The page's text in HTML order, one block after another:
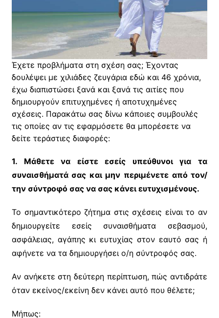
Έχετε προβλήματα στη σχέση σας; Έχοντας
δουλέψει με χιλιάδες ζευγάρια εδώ και 46 χρόνια,
έχω διαπιστώσει ξανά και ξανά τις αιτίες που
δημιουργούν επιτυχημένες ή αποτυχημένες
σχέσεις. Παρακάτω σας δίνω κάποιες συμβουλές
τις οποίες αν τις εφαρμόσετε θα μπορέσετε να
δείτε τεράστιες διαφορές:
1. Μάθετε να είστε εσείς υπεύθυνοι για τα
συναισθήματά σας και μην περιμένετε από τον/
την σύντροφό σας να σας κάνει ευτυχισμένους.
Το σημαντικότερο ζήτημα στις σχέσεις είναι το αν
δημιουργείτε εσείς συναισθήματα σεβασμού,
ασφάλειας, αγάπης κι ευτυχίας στον εαυτό σας ή
αφήνετε να τα δημιουργήσει ο/η σύντροφός σας.
Αν ανήκετε στη δεύτερη περίπτωση, πώς αντιδράτε
όταν εκείνος/εκείνη δεν κάνει αυτό που θέλετε;
Μήπως: